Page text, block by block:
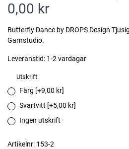
0,00 kr
Butterfly Dance by DROPS Design
Garnstudio.
Leveranstid: 1-2 vardagar
Utskrift
Färg [+9,00 kr]
Svartvitt [+5,00 kr]
Ingen utskrift
Artikelnr: 153-2